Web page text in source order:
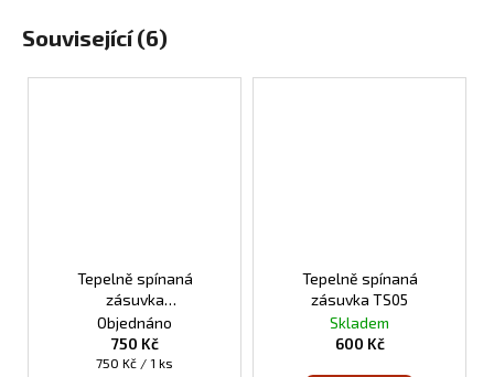
Související (6)
Tepelně spínaná
zásuvka
programovatelná TS10
Objednáno
750 Kč
Měrná
750 Kč / 1 ks
Tepelně spínaná
zásuvka TS05
Skladem
600 Kč